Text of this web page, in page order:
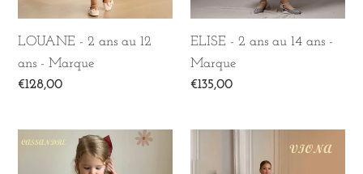
Marque
LOUANE - 2 ans au 12
ans - Marque
Prix
€128,00
ans
Marque
ELISE - 2 ans au 14 ans -
Marque
Prix
€135,00
CASSANDRE
-